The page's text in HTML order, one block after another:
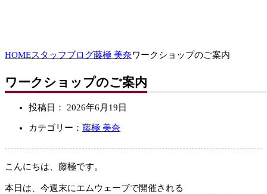
HOMEスタッフブログ藤極 美奈ワークショップのご案内
ワークショップのご案内
投稿日： 2026年6月19日
カテゴリー： 藤極 美奈
こんにちは、藤極です。
本日は、今週末にエムウェーブで開催される